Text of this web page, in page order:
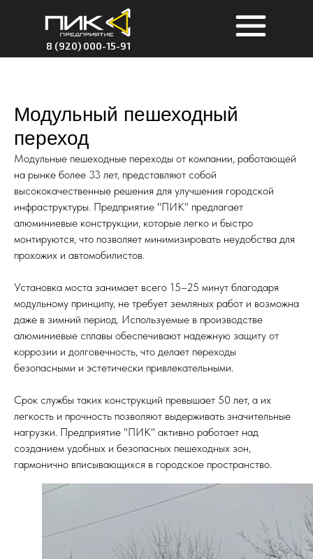
8 (920) 000-15-91
Модульный пешеходный
переход
Модульные пешеходные переходы от компании, работающей
на рынке более 33 лет, представляют собой
высококачественные решения для улучшения городской
инфраструктуры. Предприятие "ПИК" предлагает
алюминиевые конструкции, которые легко и быстро
монтируются, что позволяет минимизировать неудобства для
прохожих и автомобилистов.
Установка моста занимает всего 15–25 минут благодаря
модульному принципу, не требует земляных работ и возможна
даже в зимний период. Используемые в производстве
алюминиевые сплавы обеспечивают надежную защиту от
коррозии и долговечность, что делает переходы
безопасными и эстетически привлекательными.
Срок службы таких конструкций превышает 50 лет, а их
легкость и прочность позволяют выдерживать значительные
нагрузки. Предприятие "ПИК" активно работает над
созданием удобных и безопасных пешеходных зон,
гармонично вписывающихся в городское пространство.